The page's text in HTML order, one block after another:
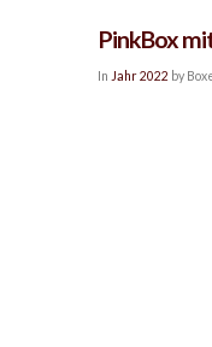
PinkBox
In Jahr 2022 by